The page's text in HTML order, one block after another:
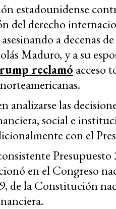
estadounidense
del derecho
a decenas
Maduro, y a su
reclamó acceso
analizarse las
social e
con el
en el Congreso
de la Constitución